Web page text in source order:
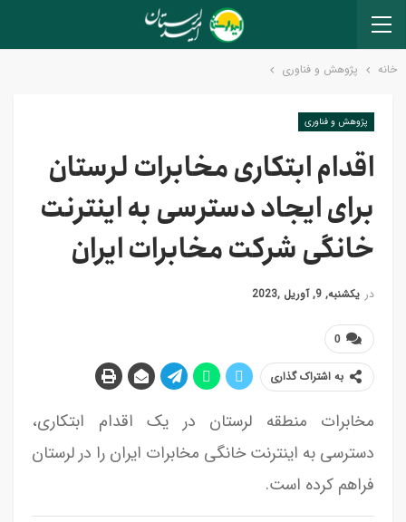
خانه پژوهش و فناوری
پژوهش و فناوری
اقدام ابتکاری مخابرات لرستان
برای ایجاد دسترسی به اینترنت
خانگی شرکت مخابرات ایران
در یکشنبه, 9, آوریل ,2023
0
به اشتراک گذاری
مخابرات منطقه لرستان در یک اقدام ابتکاری،
دسترسی به اینترنت خانگی مخابرات ایران را در لرستان
فراهم کرده است.